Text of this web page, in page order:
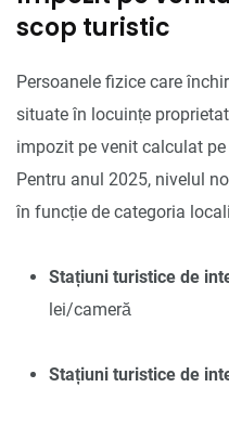
scop turistic
Persoanele fizice care
situate în locuințe
impozit pe venit calculat
Pentru anul 2025, nivelul
în funcție de categoria
Stațiuni turistice de
lei/cameră
Stațiuni turistice de